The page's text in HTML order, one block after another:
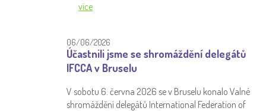
více
06/06/2026
Účastnili jsme se shromáždění delegátů
IFCCA v Bruselu
V sobotu 6. června 2026 se v Bruselu konalo Valné
shromáždění delegátů International Federation of